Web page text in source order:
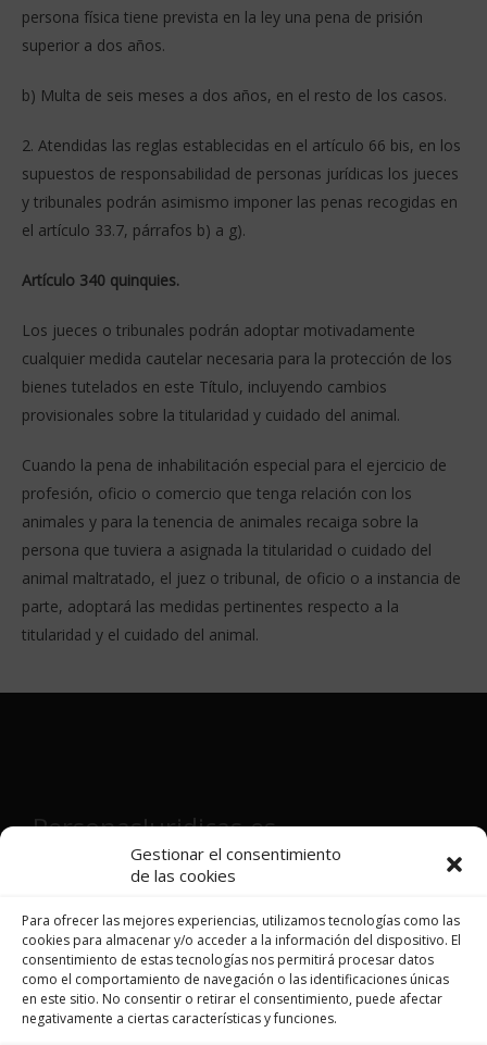
Gestionar el consentimiento
de las cookies
Para ofrecer las mejores experiencias, utilizamos tecnologías como las
cookies para almacenar y/o acceder a la información del dispositivo. El
consentimiento de estas tecnologías nos permitirá procesar datos
como el comportamiento de navegación o las identificaciones únicas
en este sitio. No consentir o retirar el consentimiento, puede afectar
negativamente a ciertas características y funciones.
persona física tiene prevista en la ley una pena de prisión
superior a dos años.
b) Multa de seis meses a dos años, en el resto de los casos.
2. Atendidas las reglas establecidas en el artículo 66 bis, en los
supuestos de responsabilidad de personas jurídicas los jueces
y tribunales podrán asimismo imponer las penas recogidas en
el artículo 33.7, párrafos b) a g).
Artículo 340 quinquies.
Los jueces o tribunales podrán adoptar motivadamente
cualquier medida cautelar necesaria para la protección de los
bienes tutelados en este Título, incluyendo cambios
provisionales sobre la titularidad y cuidado del animal.
Cuando la pena de inhabilitación especial para el ejercicio de
profesión, oficio o comercio que tenga relación con los
animales y para la tenencia de animales recaiga sobre la
persona que tuviera a asignada la titularidad o cuidado del
animal maltratado, el juez o tribunal, de oficio o a instancia de
parte, adoptará las medidas pertinentes respecto a la
titularidad y el cuidado del animal.
PersonasJuridicas.es
Director y fundador:
Patón
JURISPRUDENCIA